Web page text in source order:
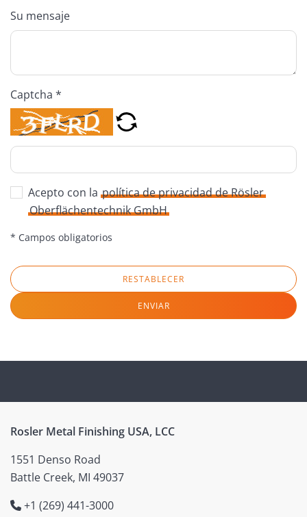
Su mensaje
Captcha *
Acepto con la política de privacidad de Rösler
Oberflächentechnik GmbH
* Campos obligatorios
RESTABLECER
ENVIAR
Rosler Metal Finishing USA, LCC
1551 Denso Road
Battle Creek, MI 49037
+1 (269) 441-3000